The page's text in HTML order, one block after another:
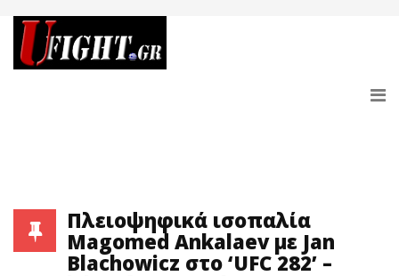
Πλειοψηφικά ισοπαλία
Magomed Ankalaev με Jan
Blachowicz στο ‘UFC 282’ –